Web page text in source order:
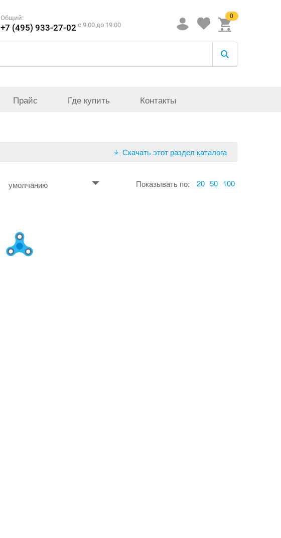
Общий:
+7 (495) 933-27-02 c 9:00 до 19:00
0
Прайс Где купить Контакты
Скачать этот раздел каталога
умолчанию Показывать по: 20 50 100